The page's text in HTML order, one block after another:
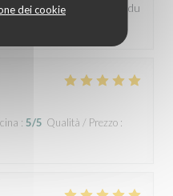
dei cookieBravo à l’équipe du
: 5/5 Qualità / Prezzo :